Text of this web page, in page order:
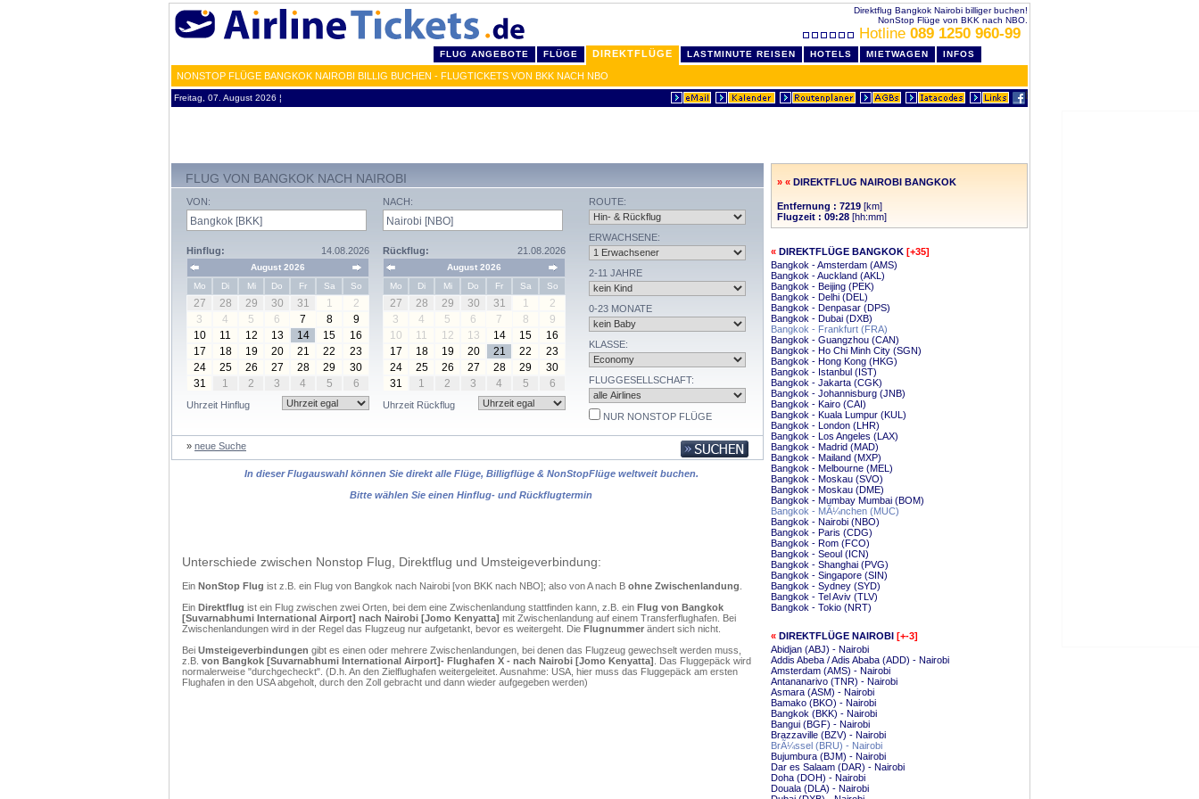
Direktflug Bangkok Nairobi billiger buchen!
NonStop Flüge von BKK nach NBO.
Hotline 089 1250 960-99
FLUG ANGEBOTE FLÜGE DIREKTFLÜGE LASTMINUTE REISEN HOTELS MIETWAGEN INFOS
NONSTOP FLÜGE BANGKOK NAIROBI BILLIG BUCHEN - FLUGTICKETS VON BKK NACH NBO
Freitag, 07. August 2026 ¦
FLUG VON BANGKOK NACH NAIROBI
VON:
Hinflug: 14.08.2026
August 2026
Mo
Di Mi Do Fr Sa So
27 28 29 30 31 1
2
3
4 5 6 7 8
9
10
11 12 13 14 15
16
17
18 19 20 21 22
23
24
25 26 27 28 29
30
31
1 2 3 4 5 6
Uhrzeit Hinflug
NACH:
Rückflug: 21.08.2026
August 2026
Mo
Di Mi Do Fr Sa So
27 28 29 30 31 1
2
3
4 5 6 7 8
9
10
11 12 13 14 15
16
17
18 19 20 21 22
23
24
25 26 27 28 29
30
31
1 2 3 4 5 6
Uhrzeit Rückflug
ROUTE:
ERWACHSENE:
2-11 JAHRE
0-23 MONATE
KLASSE:
FLUGGESELLSCHAFT:
NUR NONSTOP FLÜGE
» neue Suche
In dieser Flugauswahl können Sie direkt alle Flüge, Billigflüge & NonStopFlüge weltweit buchen.
Bitte wählen Sie einen Hinflug- und Rückflugtermin
Unterschiede zwischen Nonstop Flug, Direktflug und Umsteigeverbindung:
Ein NonStop Flug ist z.B. ein Flug von Bangkok nach Nairobi [von BKK nach NBO]; also von A nach B ohne Zwischenlandung
Ein Direktflug ist ein Flug zwischen zwei Orten, bei dem eine Zwischenlandung stattfinden kann, z.B. ein Flug von Bangkok
[Suvarnabhumi International Airport] nach Nairobi [Jomo Kenyatta] mit Zwischenlandung auf einem Transferflughafen. Bei
Zwischenlandungen wird in der Regel das Flugzeug nur aufgetankt, bevor es weitergeht. Die Flugnummer ändert sich nicht.
Bei Umsteigeverbindungen gibt es einen oder mehrere Zwischenlandungen, bei denen das Flugzeug gewechselt werden muss,
z.B. von Bangkok [Suvarnabhumi International Airport]- Flughafen X - nach Nairobi [Jomo Kenyatta] . Das Fluggepäck wird
normalerweise "durchgecheckt". (D.h. An den Zielflughafen weitergeleitet. Ausnahme: USA, hier muss das Fluggepäck am ersten
Flughafen in den USA abgeholt, durch den Zoll gebracht und dann wieder aufgegeben werden)
» « DIREKTFLUG NAIROBI BANGKOK
Entfernung : 7219 [km]
Flugzeit : 09:28 [hh:mm]
« DIREKTFLÜGE BANGKOK [+35]
Bangkok - Amsterdam (AMS)
Bangkok - Auckland (AKL)
Bangkok - Beijing (PEK)
Bangkok - Delhi (DEL)
Bangkok - Denpasar (DPS)
Bangkok - Dubai (DXB)
Bangkok - Frankfurt (FRA)
Bangkok - Guangzhou (CAN)
Bangkok - Ho Chi Minh City (SGN)
Bangkok - Hong Kong (HKG)
Bangkok - Istanbul (IST)
Bangkok - Jakarta (CGK)
Bangkok - Johannisburg (JNB)
Bangkok - Kairo (CAI)
Bangkok - Kuala Lumpur (KUL)
Bangkok - London (LHR)
Bangkok - Los Angeles (LAX)
Bangkok - Madrid (MAD)
Bangkok - Mailand (MXP)
Bangkok - Melbourne (MEL)
Bangkok - Moskau (SVO)
Bangkok - Moskau (DME)
Bangkok - Mumbay Mumbai (BOM)
Bangkok - MÃ¼nchen (MUC)
Bangkok - Nairobi (NBO)
Bangkok - Paris (CDG)
Bangkok - Rom (FCO)
Bangkok - Seoul (ICN)
Bangkok - Shanghai (PVG)
Bangkok - Singapore (SIN)
Bangkok - Sydney (SYD)
Bangkok - Tel Aviv (TLV)
Bangkok - Tokio (NRT)
« DIREKTFLÜGE NAIROBI [+-3]
Abidjan (ABJ) - Nairobi
Addis Abeba / Adis Ababa (ADD) - Nairobi
Amsterdam (AMS) - Nairobi
Antananarivo (TNR) - Nairobi
Asmara (ASM) - Nairobi
Bamako (BKO) - Nairobi
Bangkok (BKK) - Nairobi
Bangui (BGF) - Nairobi
Brazzaville (BZV) - Nairobi
BrÃ¼ssel (BRU) - Nairobi
Bujumbura (BJM) - Nairobi
Dar es Salaam (DAR) - Nairobi
Doha (DOH) - Nairobi
Douala (DLA) - Nairobi